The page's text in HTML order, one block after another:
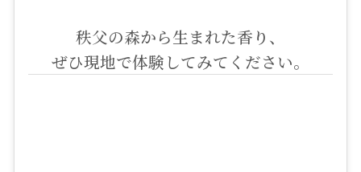
秩父の森から生まれた香り、
ぜひ現地で体験してみてください。